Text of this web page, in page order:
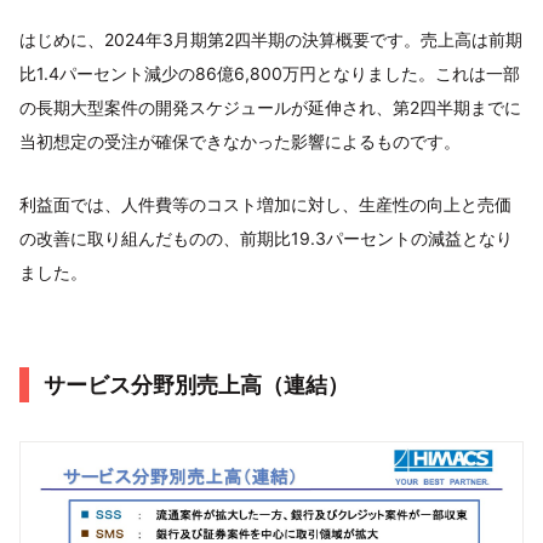
はじめに、2024年3月期第2四半期の決算概要です。売上高は前期
比1.4パーセント減少の86億6,800万円となりました。これは一部
の長期大型案件の開発スケジュールが延伸され、第2四半期までに
当初想定の受注が確保できなかった影響によるものです。
利益面では、人件費等のコスト増加に対し、生産性の向上と売価
の改善に取り組んだものの、前期比19.3パーセントの減益となり
ました。
サービス分野別売上高（連結）